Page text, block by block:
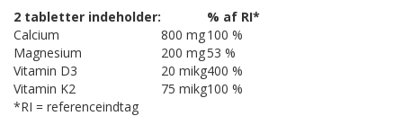
2 tabletter indeholder:
% af RI*
Calcium
800 mg100 %
Magnesium
200 mg53 %
Vitamin D3
20 mikg400 %
Vitamin K2
75 mikg100 %
*RI = referenceindtag